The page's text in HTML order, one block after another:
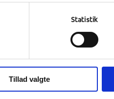
Statistik
Tillad valgte